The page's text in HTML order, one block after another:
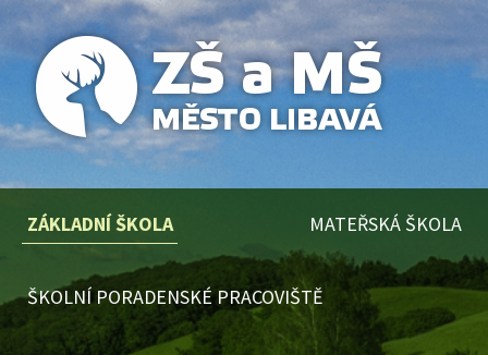
ZÁKLADNÍ ŠKOLA MATEŘSKÁ ŠKOLA
ŠKOLNÍ PORADENSKÉ PRACOVIŠTĚ